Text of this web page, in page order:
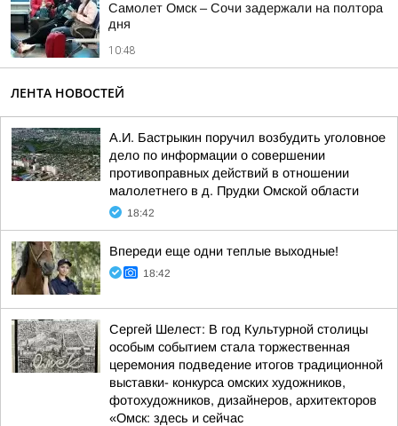
Самолет Омск – Сочи задержали на полтора
дня
10:48
ЛЕНТА НОВОСТЕЙ
А.И. Бастрыкин поручил возбудить уголовное
дело по информации о совершении
противоправных действий в отношении
малолетнего в д. Прудки Омской области
18:42
Впереди еще одни теплые выходные!
18:42
Сергей Шелест: В год Культурной столицы
особым событием стала торжественная
церемония подведение итогов традиционной
выставки- конкурса омских художников,
фотохудожников, дизайнеров, архитекторов
«Омск: здесь и сейчас